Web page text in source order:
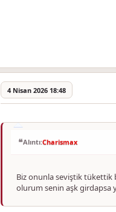
4 Nisan 2026 18:48
Alıntı:Charismax
Biz onunla seviştik tükettik
olurum senin aşk girdapsa